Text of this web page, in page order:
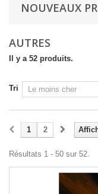
NOUVEAUX
AUTRES
Il y a 52 produits.
Tri
1 2
Résultats 1 - 50 sur 52.